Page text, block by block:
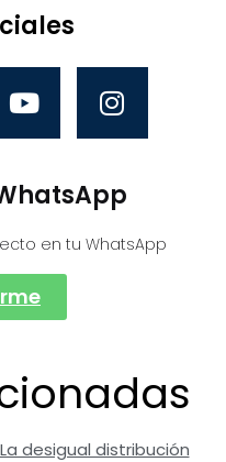
en tu WhatsApp
La desigual distribución